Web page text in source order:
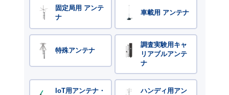
固定局用 アンテ
ナ
車載用 アンテナ
特殊アンテナ
調査実験用キャ
リアブルアンテ
ナ
IoT用アンテナ・
ハンディ用アン